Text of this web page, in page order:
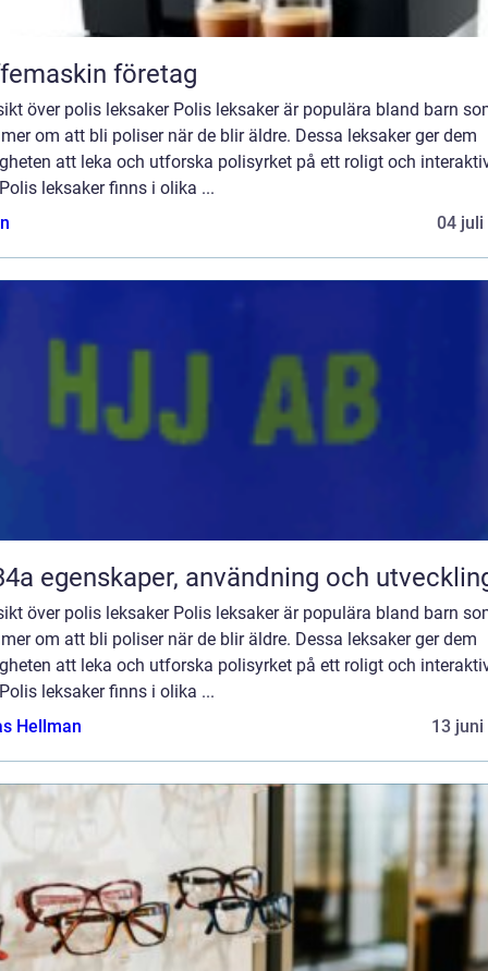
företag
över polis leksaker Polis leksaker är populära bland barn
om att bli poliser när de blir äldre. Dessa leksaker ger dem
att leka och utforska polisyrket på ett roligt och
leksaker finns i olika ...
04 juli
R134a egenskaper, användning och
över polis leksaker Polis leksaker är populära bland barn
om att bli poliser när de blir äldre. Dessa leksaker ger dem
att leka och utforska polisyrket på ett roligt och
leksaker finns i olika ...
Hellman
13 juni